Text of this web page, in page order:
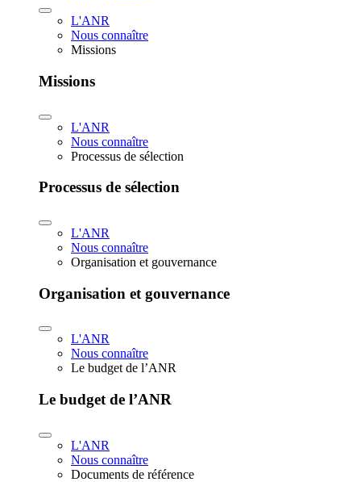
L'ANR
Nous connaître
Missions
Missions
L'ANR
Nous connaître
Processus de sélection
Processus de sélection
L'ANR
Nous connaître
Organisation et gouvernance
Organisation et gouvernance
L'ANR
Nous connaître
Le budget de l’ANR
Le budget de l’ANR
L'ANR
Nous connaître
Documents de référence